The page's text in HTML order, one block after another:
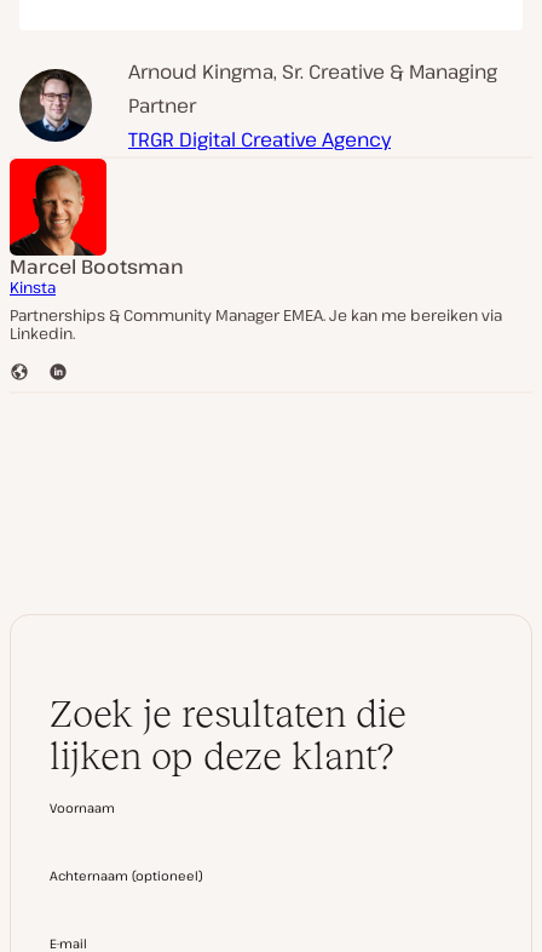
Arnoud Kingma, Sr. Creative & Managing
Partner
TRGR Digital Creative Agency
Marcel Bootsman
Kinsta
Partnerships & Community Manager EMEA. Je kan me bereiken via
Linkedin.
W
L
Zoek je resultaten die
lijken op deze klant?
Voornaam
Achternaam (optioneel)
E-mail